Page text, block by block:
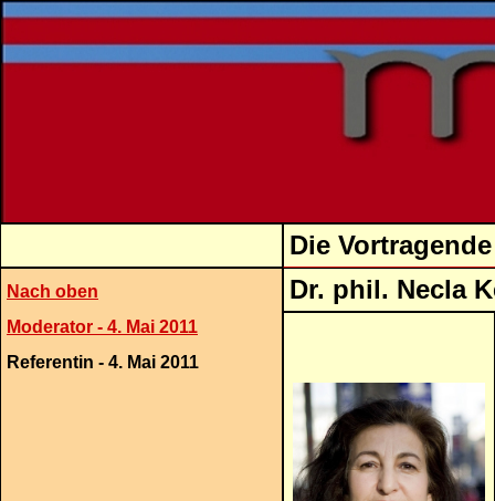
Die
Nach oben
Moderator - 4. Mai 2011
Referentin - 4. Mai 2011
Dr.